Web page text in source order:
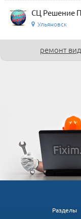
СЦ Решение
Ульяновск
ремонт
Разделы